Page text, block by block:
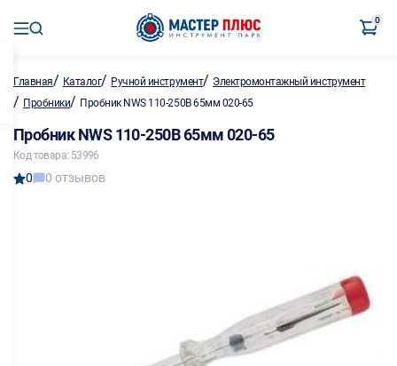
0
Главная/ Каталог/ Ручной инструмент/ Электромонтажный инструмент
/ Пробники/ Пробник NWS 110-250В 65мм 020-65
Пробник NWS 110-250В 65мм 020-65
Код товара: 53996
0 0 отзывов